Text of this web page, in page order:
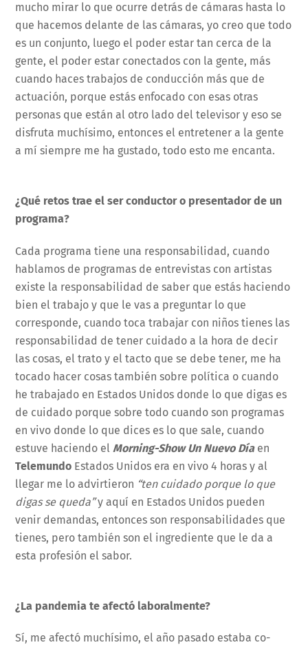
mucho mirar lo que ocurre detrás de cámaras hasta lo
que hacemos delante de las cámaras, yo creo que todo
es un conjunto, luego el poder estar tan cerca de la
gente, el poder estar conectados con la gente, más
cuando haces trabajos de conducción más que de
actuación, porque estás enfocado con esas otras
personas que están al otro lado del televisor y eso se
disfruta muchísimo, entonces el entretener a la gente
a mí siempre me ha gustado, todo esto me encanta.
¿Qué retos trae el ser conductor o presentador de un
programa?
Cada programa tiene una responsabilidad, cuando
hablamos de programas de entrevistas con artistas
existe la responsabilidad de saber que estás haciendo
bien el trabajo y que le vas a preguntar lo que
corresponde, cuando toca trabajar con niños tienes las
responsabilidad de tener cuidado a la hora de decir
las cosas, el trato y el tacto que se debe tener, me ha
tocado hacer cosas también sobre política o cuando
he trabajado en Estados Unidos donde lo que digas es
de cuidado porque sobre todo cuando son programas
en vivo donde lo que dices es lo que sale, cuando
estuve haciendo el Morning-Show Un Nuevo Díaen
Telemundo Estados Unidos era en vivo 4 horas y al
llegar me lo advirtieron “ten cuidado porque lo que
digas se queda”y aquí en Estados Unidos pueden
venir demandas, entonces son responsabilidades que
tienes, pero también son el ingrediente que le da a
esta profesión el sabor.
¿La pandemia te afectó laboralmente?
Sí, me afectó muchísimo, el año pasado estaba co-